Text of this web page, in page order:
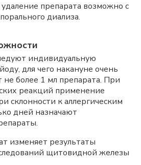
препарата возможно с
диализа.
индивидуальную
для чего накануне очень
более 1 мл препарата. При
реакций применение
склонности к аллергическим
дней назначают
изменяет результаты
щитовидной железы